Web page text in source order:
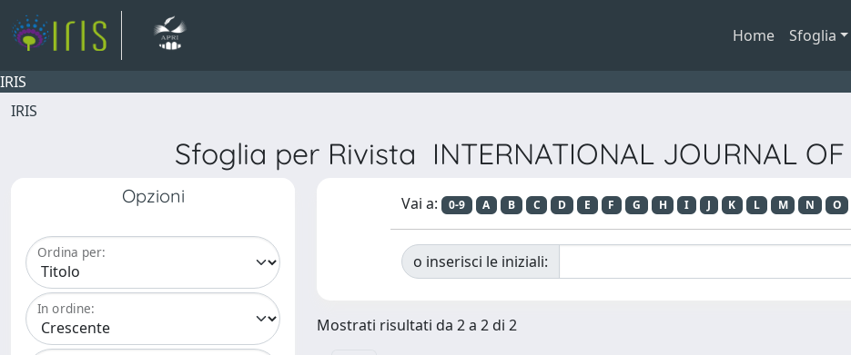
Home Sfoglia
IRIS
IRIS
Sfoglia per Rivista INTERNATIONAL JOURNAL OF
Opzioni
Ordina per:
In ordine:
Vai a: 0-9 A B C D E F G H I J K L M N O
o inserisci le iniziali:
Mostrati risultati da 2 a 2 di 2